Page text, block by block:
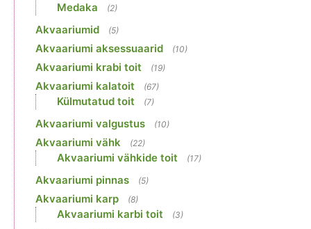
Medaka (2)
Akvaariumid (5)
Akvaariumi aksessuaarid (10)
Akvaariumi krabi toit (19)
Akvaariumi kalatoit (67)
Külmutatud toit (7)
Akvaariumi valgustus (10)
Akvaariumi vähk (22)
Akvaariumi vähkide toit (17)
Akvaariumi pinnas (5)
Akvaariumi karp (8)
Akvaariumi karbi toit (3)